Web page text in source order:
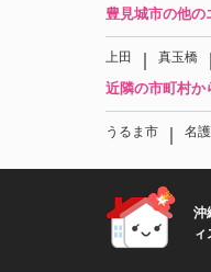
豊見城市の他
上田 ｜ 真玉橋 ｜
近隣の市町村か
うるま市 ｜ 名
沖